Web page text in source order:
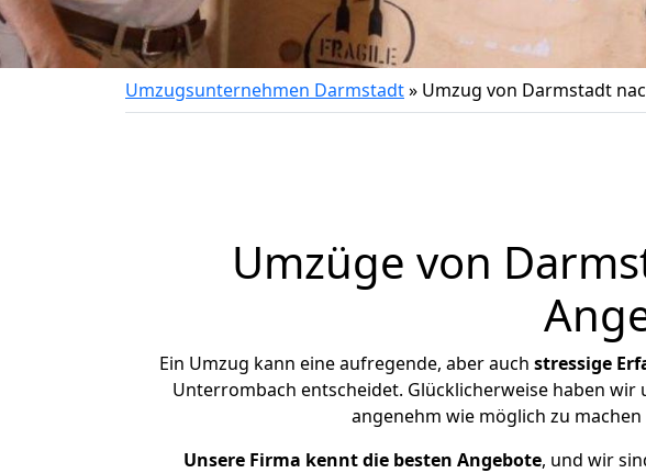
Umzugsunternehmen Darmstadt» Umzug von Darmstadt
Umzüge von
Ein Umzug kann eine aufregende, aber auch stressige
Unterrombach entscheidet. Glücklicherweise haben
angenehm wie möglich zu machen
Unsere Firma kennt die besten Angebote, und wir